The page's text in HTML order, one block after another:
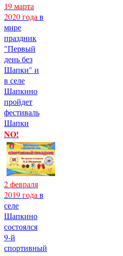
19 марта
2020 года в
мире
праздник
"Первый
день без
Шапки" и
в селе
Шапкино
пройдет
фестиваль
Шапки
NO!
2 февраля
2019 года в
селе
Шапкино
состоялся
9-й
спортивный